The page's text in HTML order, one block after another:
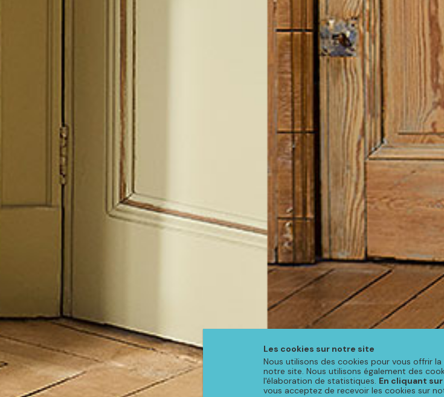
Les cookies sur notre site
Nous utilisons des cookies pour vous offrir
notre site. Nous utilisons également des
l'élaboration de statistiques. En cliquant
vous acceptez de recevoir les cookies sur